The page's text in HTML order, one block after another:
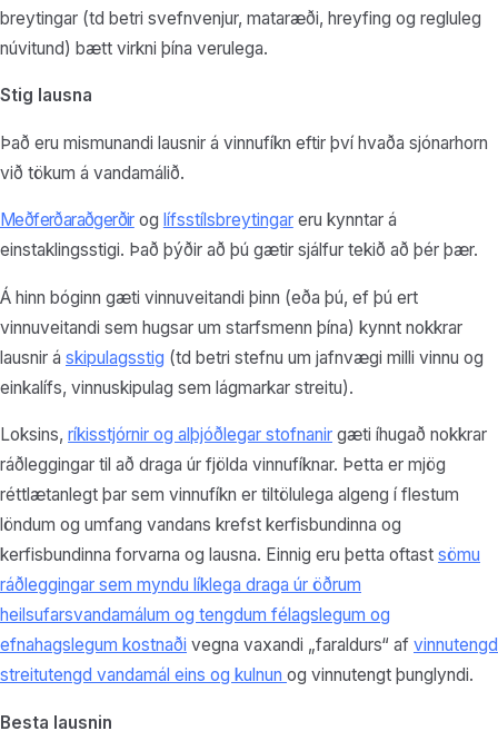
breytingar (td betri svefnvenjur, mataræði, hreyfing og regluleg
núvitund) bætt virkni þína verulega.
Stig lausna
Það eru mismunandi lausnir á vinnufíkn eftir því hvaða sjónarhorn
við tökum á vandamálið.
Meðferðaraðgerðirog lífsstílsbreytingareru kynntar á
einstaklingsstigi. Það þýðir að þú gætir sjálfur tekið að þér þær.
Á hinn bóginn gæti vinnuveitandi þinn (eða þú, ef þú ert
vinnuveitandi sem hugsar um starfsmenn þína) kynnt nokkrar
lausnir á skipulagsstig (td betri stefnu um jafnvægi milli vinnu og
einkalífs, vinnuskipulag sem lágmarkar streitu).
Loksins, ríkisstjórnir og alþjóðlegar stofnanir gæti íhugað nokkrar
ráðleggingar til að draga úr fjölda vinnufíknar. Þetta er mjög
réttlætanlegt þar sem vinnufíkn er tiltölulega algeng í flestum
löndum og umfang vandans krefst kerfisbundinna og
kerfisbundinna forvarna og lausna. Einnig eru þetta oftast sömu
ráðleggingar sem myndu líklega draga úr öðrum
heilsufarsvandamálum og tengdum félagslegum og
efnahagslegum kostnaði vegna vaxandi „faraldurs“ af vinnutengd
streitutengd vandamál eins og kulnun og vinnutengt þunglyndi.
Besta lausnin